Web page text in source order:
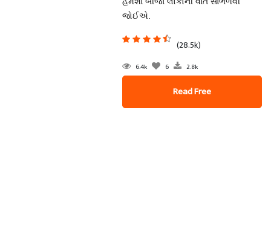
જોઈએ.
(28.5k)
6.4k 6 2.8k
Read Free